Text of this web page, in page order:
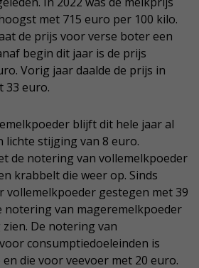
met 715 euro per 100 kilo.
de prijs voor verse boter een
begin dit jaar is de prijs
Vorig jaar daalde de prijs in
33 euro.
blijft dit hele jaar al
lichte stijging van 8 euro.
de notering van vollemelkpoeder
krabbelt die weer op. Sinds
vollemelkpoeder gestegen met 39
notering van mageremelkpoeder
De notering van
consumptiedoeleinden is
die voor veevoer met 20 euro.